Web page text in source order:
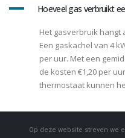
A Hoeveel gas verbruikt
Het gasverbruik hangt
Een gaskachel van 4
per uur. Met een
de kosten €1,20 per
thermostaat kunnen
Op deze website streven we